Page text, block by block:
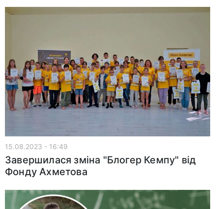
15.08.2023 - 16:49
Завершилася зміна "Блогер Кемпу" від
Фонду Ахметова